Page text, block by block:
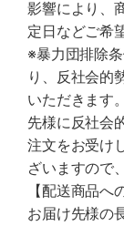
影響により、
定日などご希
※暴力団排除
り、反社会的
いただきます
先様に反社会
注文をお受け
ざいますので
【配送商品へ
お届け先様の